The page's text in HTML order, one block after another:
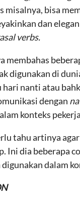
misalnya, bisa
dan
verbs.
membahas
digunakan di
hari nanti atau
dengan
konteks
tahu artinya
Ini dia beberapa
digunakan dalam